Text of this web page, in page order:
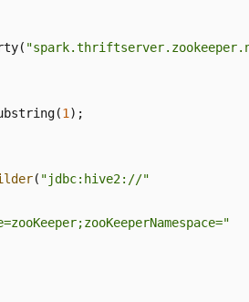
1 );
( "jdbc:hive2://"